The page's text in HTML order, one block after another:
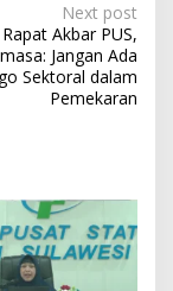
Next post
Akbar PUS,
Jangan Ada
Sektoral dalam
Pemekaran